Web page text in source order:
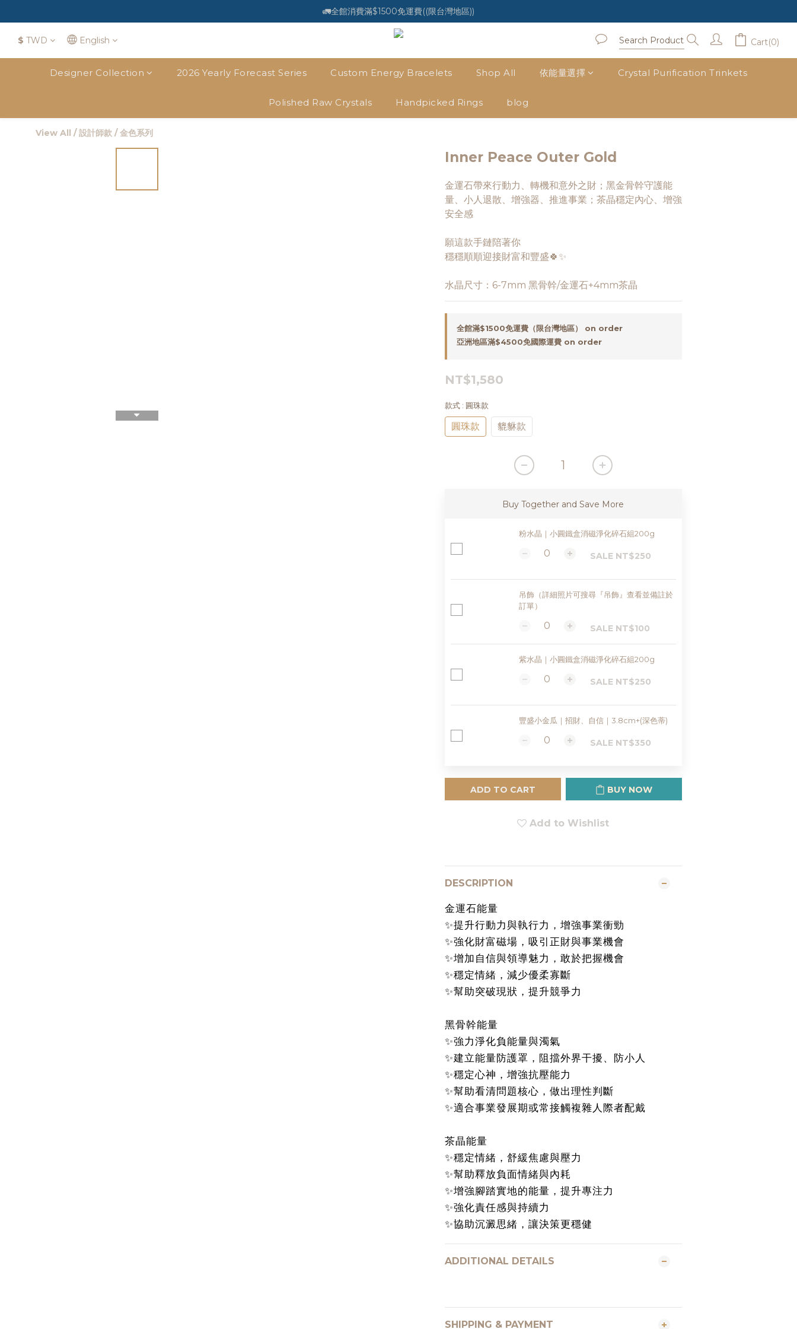
🚛全館消費滿$1500免運費((限台灣地區))
$ TWD English Cart(0)
Designer Collection 2026 Yearly Forecast Series Custom Energy Bracelets Shop All 依能量選擇 Crystal Purification Trinkets
Polished Raw Crystals Handpicked Rings blog
View All /設計師款 /金色系列
Inner Peace Outer Gold
金運石帶來行動力、轉機和意外之財；黑金骨幹守護能
量、小人退散、增強器、推進事業；茶晶穩定內心、增強
安全感
願這款手鏈陪著你
穩穩順順迎接財富和豐盛🍀✨
水晶尺寸：6-7mm 黑骨幹/金運石+4mm茶晶
全館滿$1500免運費（限台灣地區） on order
亞洲地區滿$4500免國際運費 on order
NT$1,580
款式 : 圓珠款
圓珠款 貔貅款
Buy Together and Save More
粉水晶｜小圓鐵盒消磁淨化碎石組200g
SALE NT$250
吊飾（詳細照片可搜尋『吊飾』查看並備註於
訂單）
SALE NT$100
紫水晶｜小圓鐵盒消磁淨化碎石組200g
SALE NT$250
豐盛小金瓜｜招財、自信｜3.8cm+(深色蒂)
SALE NT$350
ADD TO CART BUY NOW
Add to Wishlist
DESCRIPTION
金運石能量
✨提升行動力與執行力，增強事業衝勁
✨強化財富磁場，吸引正財與事業機會
✨增加自信與領導魅力，敢於把握機會
✨穩定情緒，減少優柔寡斷
✨幫助突破現狀，提升競爭力
黑骨幹能量
✨強力淨化負能量與濁氣
✨建立能量防護罩，阻擋外界干擾、防小人
✨穩定心神，增強抗壓能力
✨幫助看清問題核心，做出理性判斷
✨適合事業發展期或常接觸複雜人際者配戴
茶晶能量
✨穩定情緒，舒緩焦慮與壓力
✨幫助釋放負面情緒與內耗
✨增強腳踏實地的能量，提升專注力
✨強化責任感與持續力
✨協助沉澱思緒，讓決策更穩健
ADDITIONAL DETAILS
SHIPPING & PAYMENT